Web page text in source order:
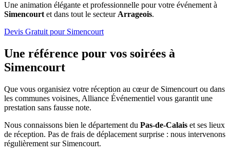
Une animation élégante et professionnelle pour votre événement à
Simencourt et dans tout le secteur Arrageois.
Devis Gratuit pour Simencourt
Une référence pour vos soirées à
Simencourt
Que vous organisiez votre réception au cœur de Simencourt ou dans
les communes voisines, Alliance Événementiel vous garantit une
prestation sans fausse note.
Nous connaissons bien le département du Pas-de-Calais et ses lieux
de réception. Pas de frais de déplacement surprise : nous intervenons
régulièrement sur Simencourt.